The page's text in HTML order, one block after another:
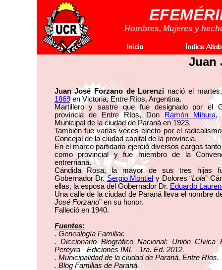
Hombres, Mujeres y
Juan
Juan José Forzano de Lorenzi nació el
1869en Victoria, Entre Ríos, Argentina.
Martillero y sastre que fue designado por el
provincia de Entre Ríos, Don
Ramón Mihura,
Municipal de la ciudad de Paraná en 1923.
También fue varias veces electo por el
Concejal de la ciudad capital de la provincia.
En el marco partidario ejerció diversos cargos
como provincial y fue miembro de la
entrerriana.
Cándida Rosa, la mayor de sus tres hijas
Gobernador Dr.Sergio Montiel y Dolores “Lola”
ellas, la esposa del Gobernador Dr. Eduardo
Una calle de la ciudad de Paraná lleva el nombre
José Forzano” en su honor.
Falleció en 1940.
Fuentes:
. Genealogía Familiar.
. Diccionario Biográfico Nacional: Unión Cívica
Pereyra - Ediciones IML - 1ra. Ed. 2012.
. Municipalidad de la ciudad de Paraná, Entre Ríos.
. Blog Familias de Paraná.